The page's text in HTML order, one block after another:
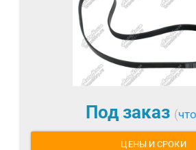
Под заказ (
ЦЕНЫ И СРОКИ